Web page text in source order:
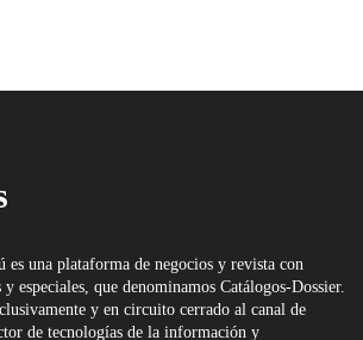
es una plataforma de negocios y revista con
especiales, que denominamos Catálogos-Dossier.
y en circuito cerrado al canal de
de tecnologías de la información y